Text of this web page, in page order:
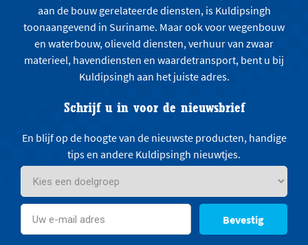
aan de bouw gerelateerde diensten, is Kuldipsingh
toonaangevend in Suriname. Maar ook voor wegenbouw
en waterbouw, olieveld diensten, verhuur van zwaar
materieel, havendiensten en waardetransport, bent u bij
Kuldipsingh aan het juiste adres.
Schrijf u in voor de nieuwsbrief
En blijf op de hoogte van de nieuwste producten, handige
tips en andere Kuldipsingh nieuwtjes.
Bevestig